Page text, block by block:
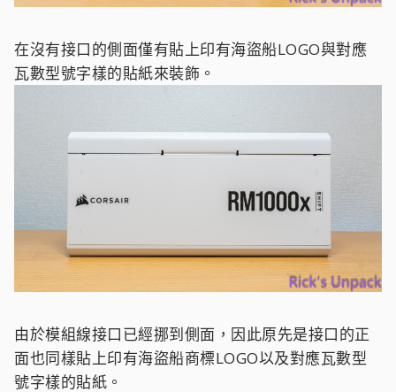
在沒有接口的側面僅有貼上印有海盜船LOGO與對應
瓦數型號字樣的貼紙來裝飾。
由於模組線接口已經挪到側面，因此原先是接口的正
面也同樣貼上印有海盜船商標LOGO以及對應瓦數型
號字樣的貼紙。